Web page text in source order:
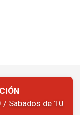
/ Sábados de 10